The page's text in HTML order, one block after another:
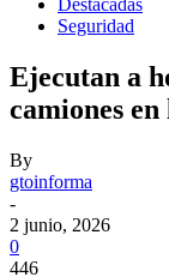
Destacadas
Seguridad
Ejecutan a
camiones
By
gtoinforma
-
2 junio, 2026
0
446